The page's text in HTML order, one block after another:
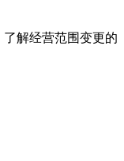
解经营范围变更的